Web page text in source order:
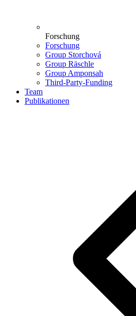
Forschung
Forschung
Group Storchová
Group Räschle
Group Amponsah
Third-Party-Funding
Team
Publikationen